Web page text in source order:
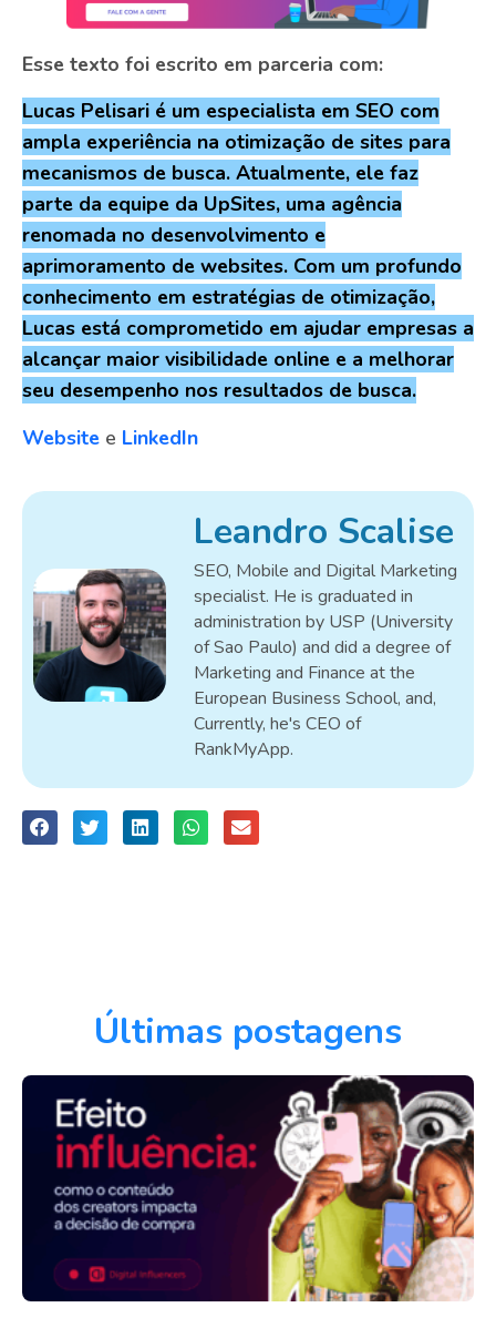
Esse texto foi escrito em parceria com:
Lucas Pelisari é um especialista em SEO com
ampla experiência na otimização de sites para
mecanismos de busca. Atualmente, ele faz
parte da equipe da UpSites, uma agência
renomada no desenvolvimento e
aprimoramento de websites. Com um profundo
conhecimento em estratégias de otimização,
Lucas está comprometido em ajudar empresas a
alcançar maior visibilidade online e a melhorar
seu desempenho nos resultados de busca.
Website e LinkedIn
Leandro Scalise
SEO, Mobile and Digital Marketing
specialist. He is graduated in
administration by USP (University
of Sao Paulo) and did a degree of
Marketing and Finance at the
European Business School, and,
Currently, he's CEO of
RankMyApp.
Últimas postagens